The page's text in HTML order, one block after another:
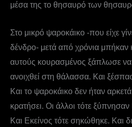
μέσα της το θησαυρό των
Στο μικρό ψαροκάικο -που είχε
δένδρο- μετά από χρόνια μπήκαν
αυτούς κουρασμένος ξάπλωσε να
ανοιχθεί στη θάλασσα. Και
Και το ψαροκάικο δεν ήταν
κρατήσει. Οι άλλοι τότε
Και Εκείνος τότε σηκώθηκε. Και